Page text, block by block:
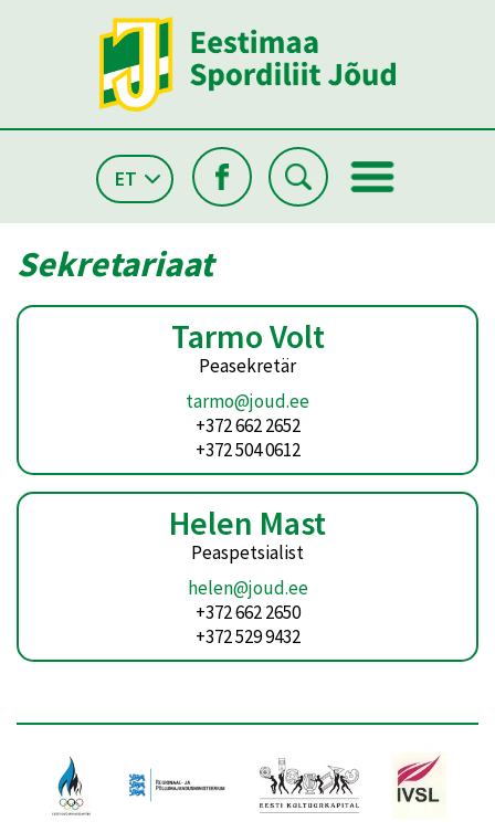
ET
Sekretariaat
Tarmo Volt
Peasekretär
tarmo@joud.ee
+372 662 2652
+372 504 0612
Helen Mast
Peaspetsialist
helen@joud.ee
+372 662 2650
+372 529 9432